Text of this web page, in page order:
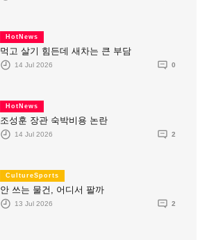
HotNews
먹고 살기 힘든데 새차는 큰 부담
14 Jul 2026 0
HotNews
조성훈 장관 숙박비용 논란
14 Jul 2026 2
CultureSports
안 쓰는 물건, 어디서 팔까
13 Jul 2026 2